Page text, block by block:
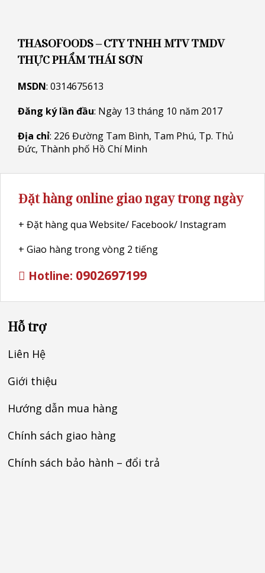
THASOFOODS – CTY TNHH MTV TMDV
THỰC PHẨM THÁI SƠN
MSDN: 0314675613
Đăng ký lần đầu: Ngày 13 tháng 10 năm 2017
Địa chỉ: 226 Đường Tam Bình, Tam Phú, Tp. Thủ
Đức, Thành phố Hồ Chí Minh
Đặt hàng online giao ngay trong ngày
+ Đặt hàng qua Website/ Facebook/ Instagram
+ Giao hàng trong vòng 2 tiếng
Hotline: 0902697199
Hỗ trợ
Liên Hệ
Giới thiệu
Hướng dẫn mua hàng
Chính sách giao hàng
Chính sách bảo hành – đổi trả